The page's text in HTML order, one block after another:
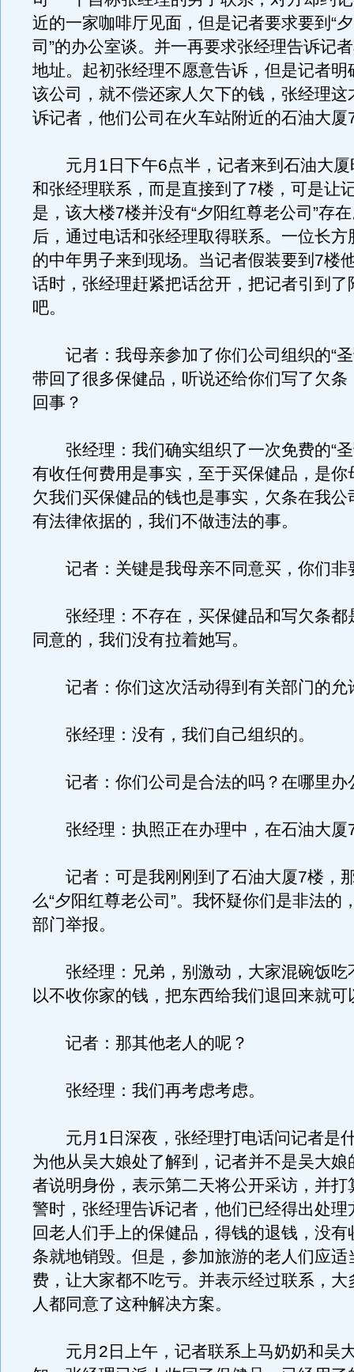
近的一家咖啡厅见面，但是记者要求要到“
司”的办公室谈。并一再要求张经理告诉记
地址。起初张经理不愿意告诉，但是记者明
该公司，就不偿还家人欠下的钱，张经理这
诉记者，他们公司在火车站附近的石油大厦
元月1日下午6点半，记者来到石油大厦
和张经理联系，而是直接到了7楼，可是让
是，该大楼7楼并没有“夕阳红尊老公司”存
后，通过电话和张经理取得联系。一位长方
的中年男子来到现场。当记者假装要到7楼
话时，张经理赶紧把话岔开，把记者引到了
吧。
记者：我母亲参加了你们公司组织的“圣
带回了很多保健品，听说还给你们写了欠条
回事？
张经理：我们确实组织了一次免费的“圣
有收任何费用是事实，至于买保健品，是你
欠我们买保健品的钱也是事实，欠条在我公
有法律依据的，我们不做违法的事。
记者：关键是我母亲不同意买，你们非
张经理：不存在，买保健品和写欠条都
同意的，我们没有拉着她写。
记者：你们这次活动得到有关部门的允
张经理：没有，我们自己组织的。
记者：你们公司是合法的吗？在哪里办
张经理：执照正在办理中，在石油大厦
记者：可是我刚刚到了石油大厦7楼，
么“夕阳红尊老公司”。我怀疑你们是非法的
部门举报。
张经理：兄弟，别激动，大家混碗饭吃
以不收你家的钱，把东西给我们退回来就可
记者：那其他老人的呢？
张经理：我们再考虑考虑。
元月1日深夜，张经理打电话问记者是
为他从吴大娘处了解到，记者并不是吴大娘
者说明身份，表示第二天将公开采访，并打
警时，张经理告诉记者，他们已经得出处理
回老人们手上的保健品，得钱的退钱，没有
条就地销毁。但是，参加旅游的老人们应适
费，让大家都不吃亏。并表示经过联系，大
人都同意了这种解决方案。
元月2日上午，记者联系上马奶奶和吴